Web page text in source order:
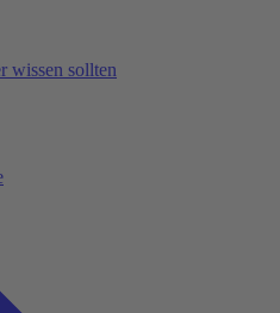
wissen sollten